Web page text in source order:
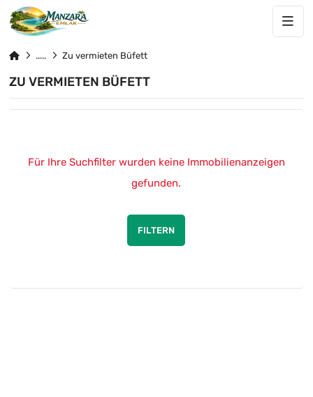
Zu vermieten Büfett
ZU VERMIETEN BÜFETT
Für Ihre Suchfilter wurden keine Immobilienanzeigen
gefunden.
FILTERN